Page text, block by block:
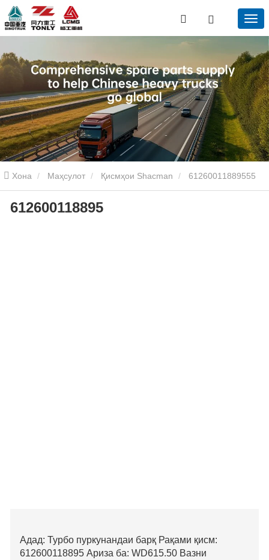
Хона Маҳсулот Қисмҳои Shacman 61260011889555
612600118895
Адад: Турбо пуркунандаи барқ Рақами қисм:
612600118895 Ариза ба: WD615.50 Вазни